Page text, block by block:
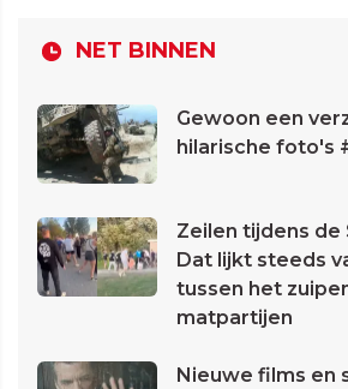
NET BINNEN
Gewoon een
hilarische foto's
Zeilen tijdens de
Dat lijkt steeds
tussen het
matpartijen
Nieuwe films en